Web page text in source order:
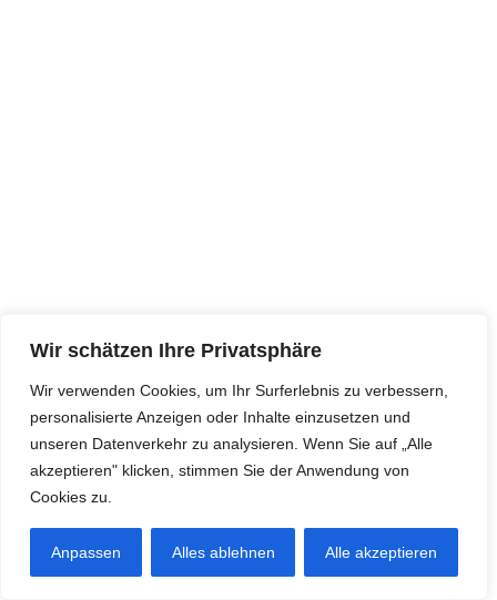
Wir schätzen Ihre Privatsphäre
Wir verwenden Cookies, um Ihr Surferlebnis zu verbessern,
personalisierte Anzeigen oder Inhalte einzusetzen und
unseren Datenverkehr zu analysieren. Wenn Sie auf „Alle
akzeptieren" klicken, stimmen Sie der Anwendung von
Cookies zu.
Anpassen Alles ablehnen Alle akzeptieren